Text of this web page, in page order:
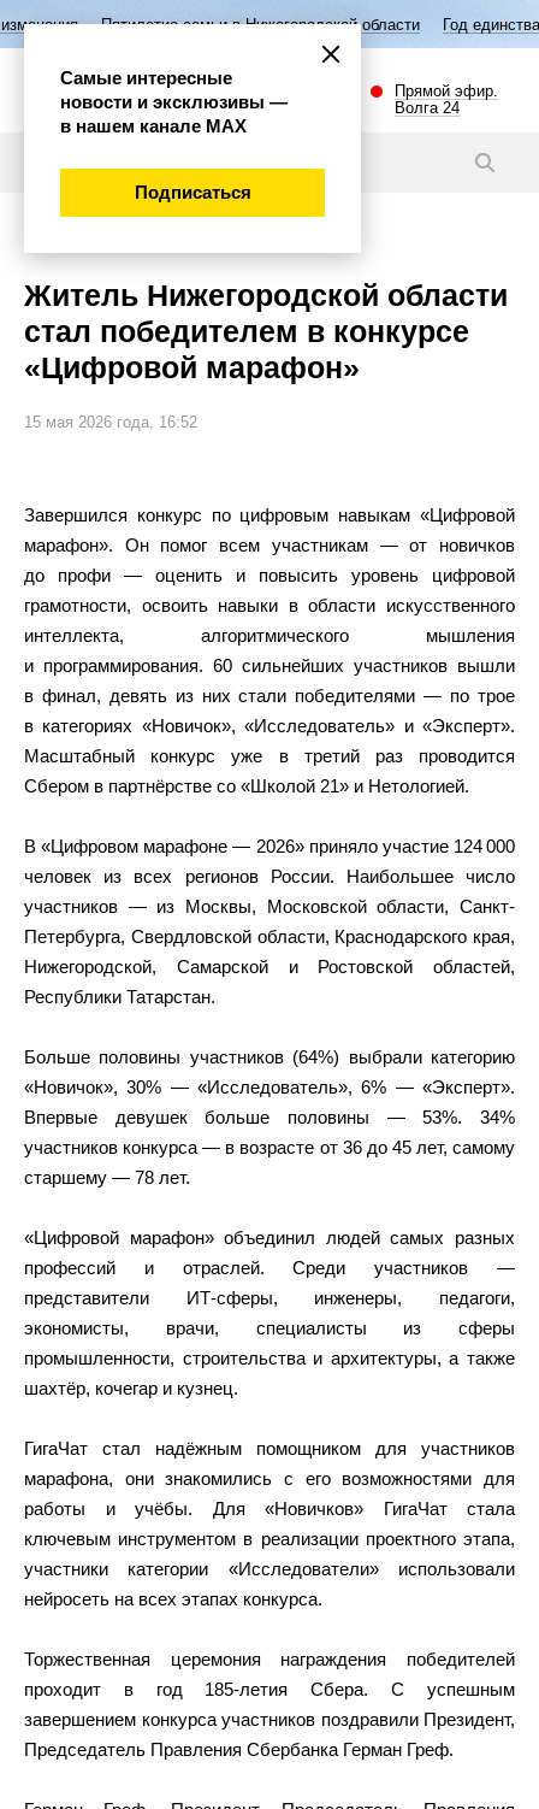
семьи в Нижегородской области Год единства народов
Прямой эфир.
Волга 24
Житель Нижегородской области
стал победителем в конкурсе
«Цифровой марафон»
15 мая 2026 года, 16:52
Завершился конкурс по цифровым навыкам «Цифровой
марафон». Он помог всем участникам — от новичков
до профи — оценить и повысить уровень цифровой
грамотности, освоить навыки в области искусственного
интеллекта, алгоритмического мышления
и программирования. 60 сильнейших участников вышли
в финал, девять из них стали победителями — по трое
в категориях «Новичок», «Исследователь» и «Эксперт».
Масштабный конкурс уже в третий раз проводится
Сбером в партнёрстве со «Школой 21» и Нетологией.
В «Цифровом марафоне — 2026» приняло участие 124 000
человек из всех регионов России. Наибольшее число
участников — из Москвы, Московской области, Санкт-
Петербурга, Свердловской области, Краснодарского края,
Нижегородской, Самарской и Ростовской областей,
Республики Татарстан.
Больше половины участников (64%) выбрали категорию
«Новичок», 30% — «Исследователь», 6% — «Эксперт».
Впервые девушек больше половины — 53%. 34%
участников конкурса — в возрасте от 36 до 45 лет, самому
старшему — 78 лет.
«Цифровой марафон» объединил людей самых разных
профессий и отраслей. Среди участников —
представители ИТ-сферы, инженеры, педагоги,
экономисты, врачи, специалисты из сферы
промышленности, строительства и архитектуры, а также
шахтёр, кочегар и кузнец.
ГигаЧат стал надёжным помощником для участников
марафона, они знакомились с его возможностями для
работы и учёбы. Для «Новичков» ГигаЧат стала
ключевым инструментом в реализации проектного этапа,
участники категории «Исследователи» использовали
нейросеть на всех этапах конкурса.
Торжественная церемония награждения победителей
проходит в год 185-летия Сбера. С успешным
завершением конкурса участников поздравили Президент,
Председатель Правления Сбербанка Герман Греф.
Самые интересные
новости и эксклюзивы —
в нашем канале МАХ
Подписаться